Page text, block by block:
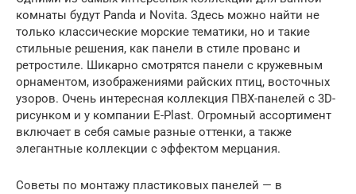
комнаты будут Panda и Novita. Здесь можно найти не
только классические морские тематики, но и такие
стильные решения, как панели в стиле прованс и
ретростиле. Шикарно смотрятся панели с кружевным
орнаментом, изображениями райских птиц, восточных
узоров. Очень интересная коллекция ПВХ-панелей с 3D-
рисунком и у компании E-Plast. Огромный ассортимент
включает в себя самые разные оттенки, а также
элегантные коллекции с эффектом мерцания.
Советы по монтажу пластиковых панелей — в